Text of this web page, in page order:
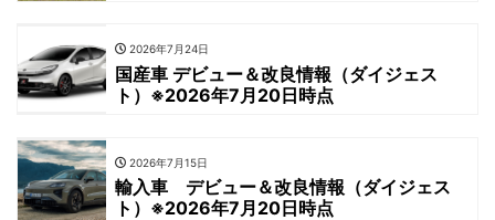
2026年7月24日
国産車 デビュー＆改良情報（ダイジェス
ト）※2026年7月20日時点
2026年7月15日
輸入車 デビュー＆改良情報（ダイジェス
ト）※2026年7月20日時点